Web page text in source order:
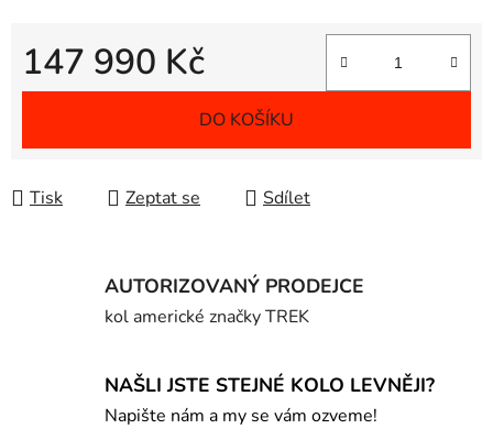
147 990 Kč
Měrná cena:
DO KOŠÍKU
Tisk Zeptat se Sdílet
AUTORIZOVANÝ PRODEJCE
kol americké značky TREK
NAŠLI JSTE STEJNÉ KOLO LEVNĚJI?
Napište nám a my se vám ozveme!